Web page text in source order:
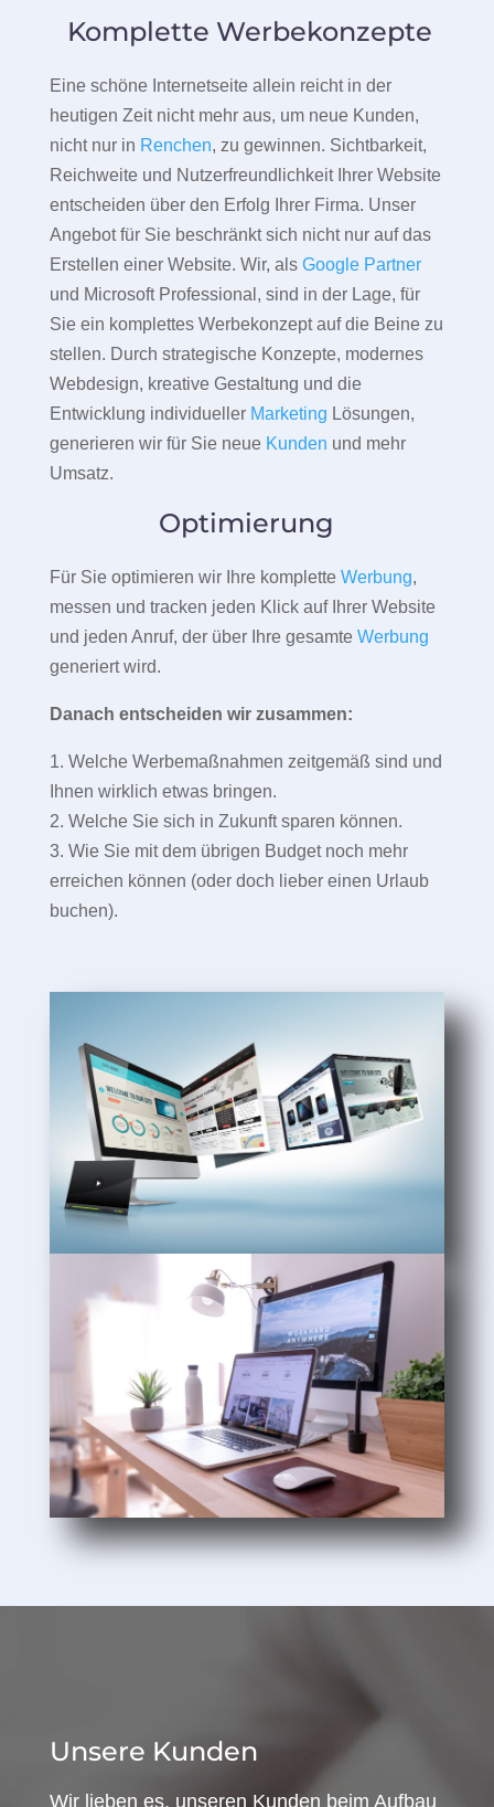
Komplette Werbekonzepte
Eine schöne Internetseite allein reicht in der
heutigen Zeit nicht mehr aus, um neue Kunden,
nicht nur in Renchen, zu gewinnen. Sichtbarkeit,
Reichweite und Nutzerfreundlichkeit Ihrer Website
entscheiden über den Erfolg Ihrer Firma. Unser
Angebot für Sie beschränkt sich nicht nur auf das
Erstellen einer Website. Wir, als Google Partner
und Microsoft Professional, sind in der Lage, für
Sie ein komplettes Werbekonzept auf die Beine zu
stellen. Durch strategische Konzepte, modernes
Webdesign, kreative Gestaltung und die
Entwicklung individueller Marketing Lösungen,
generieren wir für Sie neue Kunden und mehr
Umsatz.
Optimierung
Für Sie optimieren wir Ihre komplette Werbung,
messen und tracken jeden Klick auf Ihrer Website
und jeden Anruf, der über Ihre gesamte Werbung
generiert wird.
Danach entscheiden wir zusammen:
1. Welche Werbemaßnahmen zeitgemäß sind und
Ihnen wirklich etwas bringen.
2. Welche Sie sich in Zukunft sparen können.
3. Wie Sie mit dem übrigen Budget noch mehr
erreichen können (oder doch lieber einen Urlaub
buchen).
Unsere Kunden
Wir lieben es, unseren Kunden beim Aufbau